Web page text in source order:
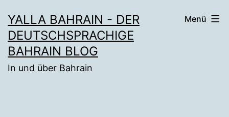
Inhalt
springen
YALLA BAHRAIN - DER
DEUTSCHSPRACHIGE
BAHRAIN BLOG
In und über Bahrain
Menü